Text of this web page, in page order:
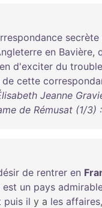
secrète
en Bavière,
d'exciter du trouble
de cette
Jeanne
de Rémusat (1/
de rentrer en
est un pays
puis il y a les affaires,